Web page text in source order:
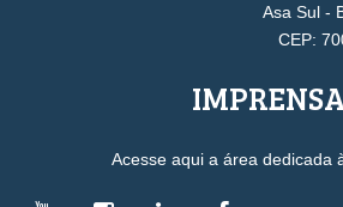
Asa Sul -
CEP:
Acesse aqui a área dedicada